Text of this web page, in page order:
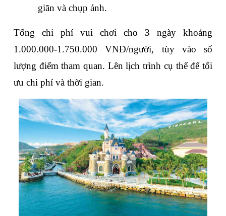
giãn và chụp ảnh.
Tổng chi phí vui chơi cho 3 ngày khoảng
1.000.000-1.750.000 VNĐ/người, tùy vào số
lượng điểm tham quan. Lên lịch trình cụ thể để tối
ưu chi phí và thời gian.